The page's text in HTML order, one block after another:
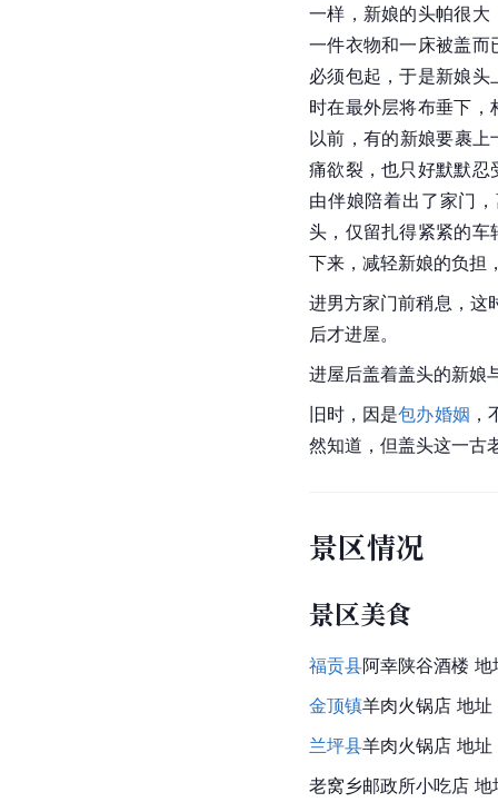
一样，新娘的头帕很大
一件衣物和一床被盖而
必须包起，于是新娘
时在最外层将布垂下
以前，有的新娘要裹
痛欲裂，也只好默默忍
由伴娘陪着出了家门
头，仅留扎得紧紧的车
下来，减轻新娘的负担
进男方家门前稍息，这
后才进屋。
进屋后盖着盖头的新娘
旧时，因是包办婚姻
然知道，但盖头这一古
景区情况
景区美食
福贡县阿幸陕谷酒楼
金顶镇羊肉火锅店 地址
兰坪县羊肉火锅店 地
老窝乡邮政所小吃店